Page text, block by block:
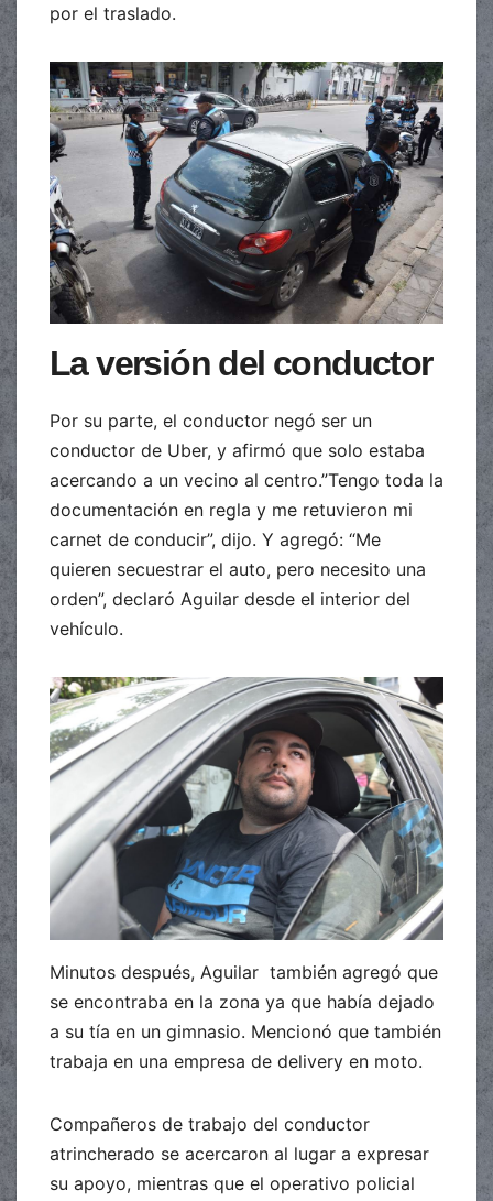
por el traslado.
La versión del conductor
Por su parte, el conductor negó ser un
conductor de Uber, y afirmó que solo estaba
acercando a un vecino al centro.”Tengo toda la
documentación en regla y me retuvieron mi
carnet de conducir”, dijo. Y agregó: “Me
quieren secuestrar el auto, pero necesito una
orden”, declaró Aguilar desde el interior del
vehículo.
Minutos después, Aguilar también agregó que
se encontraba en la zona ya que había dejado
a su tía en un gimnasio. Mencionó que también
trabaja en una empresa de delivery en moto.
Compañeros de trabajo del conductor
atrincherado se acercaron al lugar a expresar
su apoyo, mientras que el operativo policial